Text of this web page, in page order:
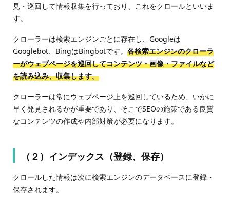
見・巡回して情報収集を行っており、これをクロールといいま
す。
クローラーは検索エンジンごとに存在し、Googleは
Googlebot、BingはBingbotです。 各検索エンジンのクローラ
ーがウェブページを巡回してコンテンツ・画像・ファイルなど
を読み込み、収集します。
クローラーは常にウェブページ上を巡回しているため、いかに
早く発見されるかが重要であり、そこでSEOの施策である良質
なコンテンツの作成や内部対策が必要になります。
（２）インデックス（登録、保存）
クロールした情報は次に検索エンジンのデータベースに登録・
保存されます。